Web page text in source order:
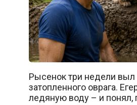
Рысенок три недели выл
затопленного оврага.
ледяную воду – и понял,